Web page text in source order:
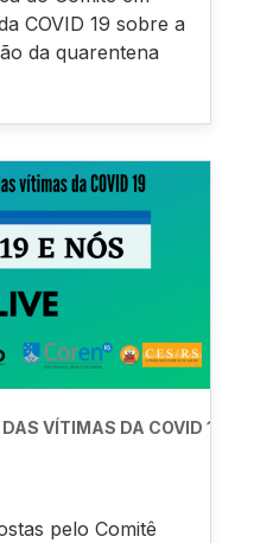
COVID 19 sobre a
da quarentena
VÍTIMAS DA COVID 19
pelo Comitê